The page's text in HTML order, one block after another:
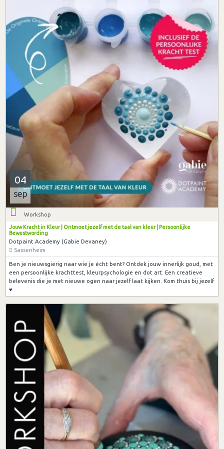
04
sep
Workshop
Jouw Kracht in Kleur | Ontmoet jezelf met de taal van kleur | Persoonlijke
Bewustwording
Dotpaint Academy (Gabie Devaney)
Sassenheim
Ben je nieuwsgierig naar wie je écht bent? Ontdek jouw innerlijk goud, met
een persoonlijke krachttest, kleurpsychologie en dot art. Een creatieve
belevenis die je met nieuwe ogen naar jezelf laat kijken. Kom thuis bij jezelf
♥︎